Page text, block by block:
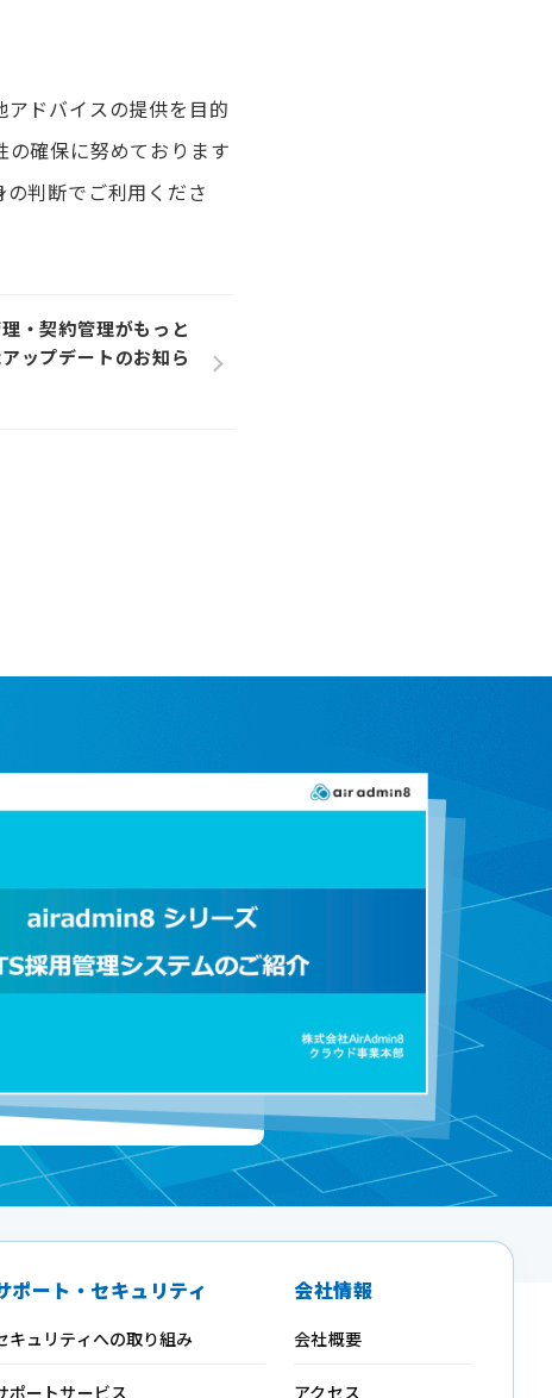
ドバイスの提供を目的
確保に努めております
判断でご利用くださ
・契約管理がもっと
ップデートのお知ら
ポート・セキュリティ
キュリティへの取り組み
ポートサービス
会社情報
会社概要
アクセス